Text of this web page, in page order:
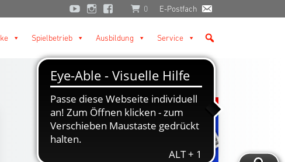
0 E-Postfach
Spielbetrieb Ausbildung Service